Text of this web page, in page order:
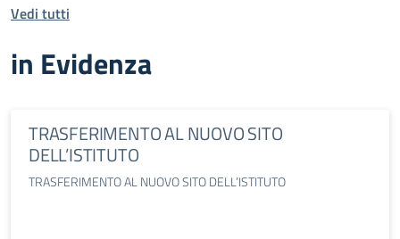
Vedi tutti
in Evidenza
TRASFERIMENTO AL NUOVO SITO
DELL’ISTITUTO
TRASFERIMENTO AL NUOVO SITO DELL’ISTITUTO